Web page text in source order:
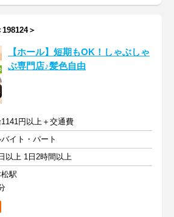
＞
【ホール】短期もOK！しゃぶしゃ
ぶ専門店♪髪色自由
円以上＋交通費
イト・パート
以上 1日2時間以上
駅